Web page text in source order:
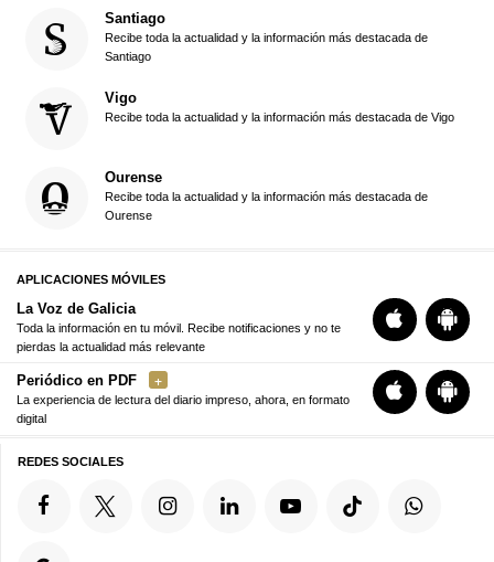
Santiago
Recibe toda la actualidad y la información más destacada de
Santiago
Vigo
Recibe toda la actualidad y la información más destacada de Vigo
Ourense
Recibe toda la actualidad y la información más destacada de
Ourense
APLICACIONES MÓVILES
La Voz de Galicia
Toda la información en tu móvil. Recibe notificaciones y no te
pierdas la actualidad más relevante
Periódico en PDF
La experiencia de lectura del diario impreso, ahora, en formato
digital
REDES SOCIALES